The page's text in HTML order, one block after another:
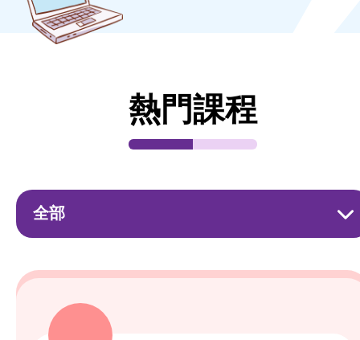
熱門課程
全部